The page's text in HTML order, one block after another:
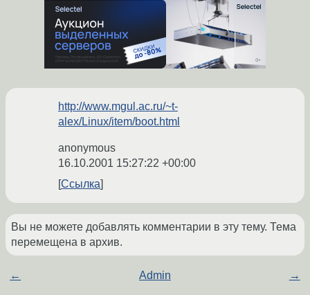
http://www.mgul.ac.ru/~t-
alex/Linux/item/boot.html
anonymous
16.10.2001 15:27:22 +00:00
Ссылка
Вы не можете добавлять комментарии в эту тему. Тема
перемещена в архив.
← Admin →